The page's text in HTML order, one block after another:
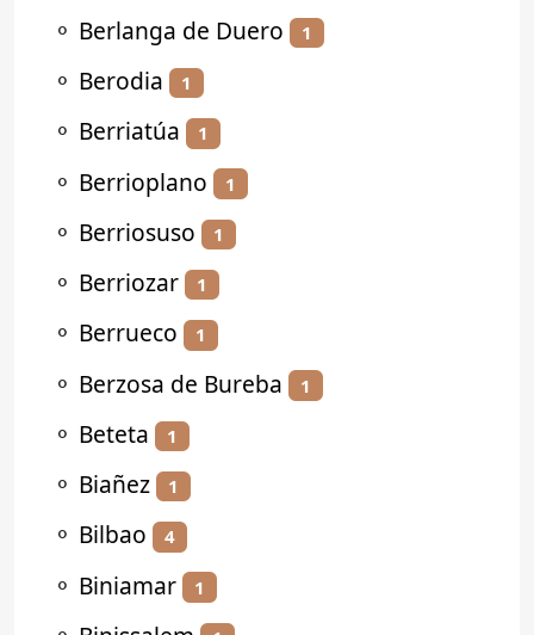
⚬ Berlanga de Duero 1
⚬ Berodia 1
⚬ Berriatúa 1
⚬ Berrioplano 1
⚬ Berriosuso 1
⚬ Berriozar 1
⚬ Berrueco 1
⚬ Berzosa de Bureba 1
⚬ Beteta 1
⚬ Biañez 1
⚬ Bilbao 4
⚬ Biniamar 1